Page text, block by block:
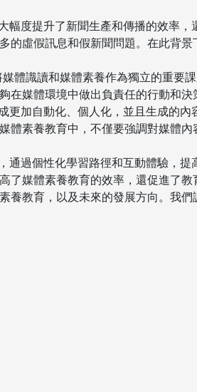
度提升了新聞生產和傳播的效率，
的虛假訊息和假新聞問題。在此背
體識讀和媒體素養作為獨立的重要
媒體環境中做出負責任的行動和決
加自動化、個人化，並且生成的內
體素養教育中，不僅要強調對媒體
過個性化學習路徑和互動體驗，
媒體素養教育的效率，還促進了教
養教育，以及未來的發展方向。我